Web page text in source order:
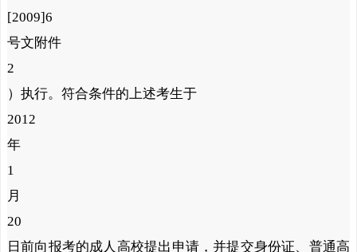
[2009]6
号文附件
2
）执行。符合条件的上述考生于
2012
年
1
月
20
日前向报考的成人高校提出申请，并提交身份证、普通高